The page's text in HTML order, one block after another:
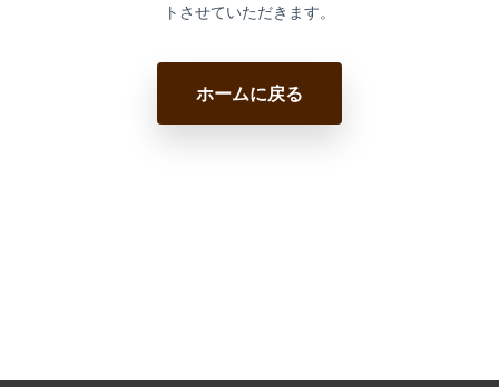
トさせていただきます。
ホームに戻る